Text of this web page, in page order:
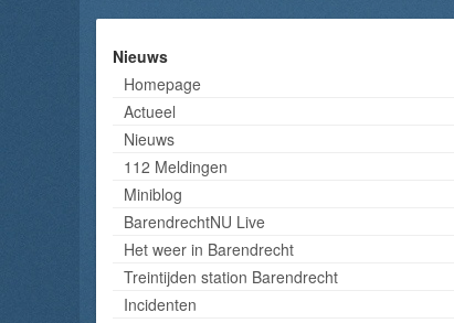
Nieuws
Homepage
Actueel
Nieuws
112 Meldingen
Miniblog
BarendrechtNU Live
Het weer in Barendrecht
Treintijden station Barendrecht
Incidenten